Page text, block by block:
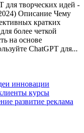
для творческих идей -
Описание Чему
кратких
более четкой
на основе
ChatGPT для...
инновации
курсы
развитие реклама